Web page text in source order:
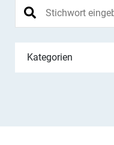
Kategorien